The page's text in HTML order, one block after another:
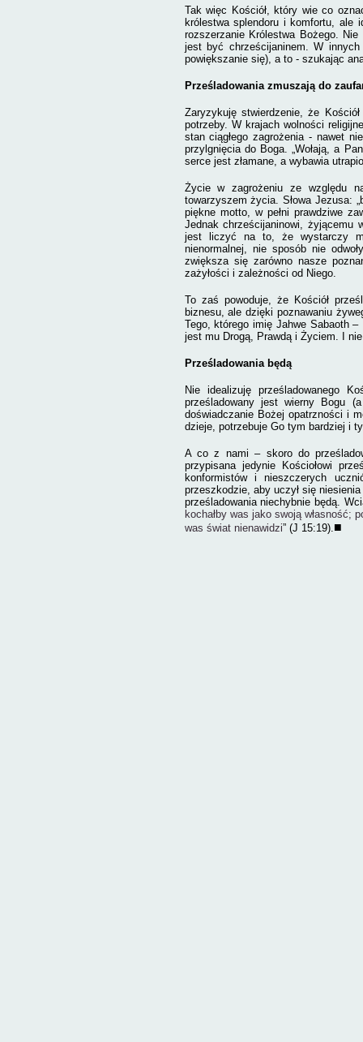
Tak więc Kościół, który wie co
królestwa splendoru i komfortu, ale
rozszerzanie Królestwa Bożego.
jest być chrześcijaninem. W
powiększanie się), a to - szukając
Prześladowania zmuszają do
Zaryzykuję stwierdzenie, że
potrzeby. W krajach wolności
stan ciągłego zagrożenia - nawet
przylgnięcia do Boga.„Wołają, a
serce jest złamane, a wybawia
Życie w zagrożeniu ze względu
towarzyszem życia. Słowa Jezusa: „
piękne motto, w pełni prawdziwe
Jednak chrześcijaninowi, żyjącemu
jest liczyć na to, że wystarczy
nienormalnej, nie sposób nie
zwiększa się zarówno nasze
zażyłości i zależności od Niego.
To zaś powoduje, że Kościół
biznesu, ale dzięki poznawaniu
Tego, którego imię Jahwe Sabaoth
jest mu Drogą, Prawdą i Życiem. I
Prześladowania będą
Nie idealizuję prześladowanego
prześladowany jest wierny Bogu
doświadczanie Bożej opatrzności i
dzieje, potrzebuje Go tym bardziej i
A co z nami – skoro do
przypisana jedynie Kościołowi
konformistów i nieszczerych
przeszkodzie, aby uczył się
prześladowania niechybnie będą.
kochałby was jako swoją własność;
was świat nienawidzi” (J 15:19).■